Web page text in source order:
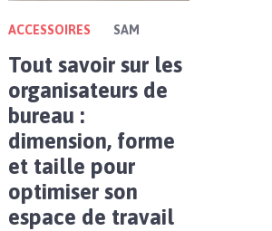
ACCESSOIRES SAM
Tout savoir sur les
organisateurs de
bureau :
dimension, forme
et taille pour
optimiser son
espace de travail